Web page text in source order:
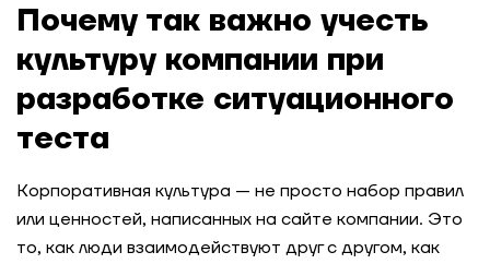
Почему так важно учесть
культуру компании при
разработке ситуационного
теста
Корпоративная культура — не просто набор правил
или ценностей, написанных на сайте компании. Это
то, как люди взаимодействуют друг с другом, как